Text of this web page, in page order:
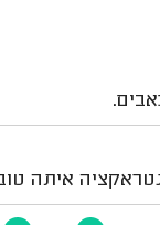
איתה